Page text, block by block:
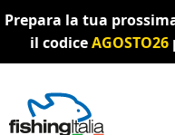
Prepara la tua
il codiceAGOSTO26
alla
al